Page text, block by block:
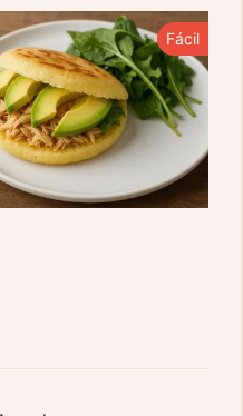
Fácil